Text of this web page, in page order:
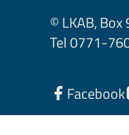
© LKAB,
Tel 0771-
Facebook